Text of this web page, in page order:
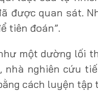
được quan sát.
tiên đoán”.
một dường lối
nhà nghiên cứu
cách luyện